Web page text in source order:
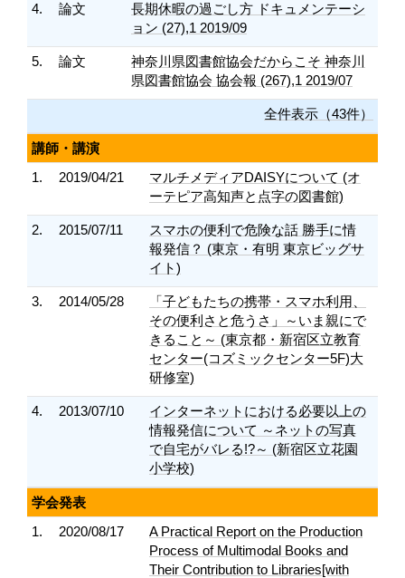
4. 論文
長期休暇の過ごし方 ドキュメンテーシ
ョン (27),1 2019/09
5. 論文
神奈川県図書館協会だからこそ 神奈川
県図書館協会 協会報 (267),1 2019/07
全件表示（43件）
講師・講演
1.
2019/04/21
マルチメディアDAISYについて (オ
ーテピア高知声と点字の図書館)
2. 2015/07/11
スマホの便利で危険な話 勝手に情
報発信？ (東京・有明 東京ビッグサ
イト)
3. 2014/05/28
「子どもたちの携帯・スマホ利用、
その便利さと危うさ」～いま親にで
きること～ (東京都・新宿区立教育
センター(コズミックセンター5F)大
研修室)
4. 2013/07/10
インターネットにおける必要以上の
情報発信について ～ネットの写真
で自宅がバレる!?～ (新宿区立花園
小学校)
学会発表
1.
2020/08/17
A Practical Report on the Production
Process of Multimodal Books and
Their Contribution to Libraries[with